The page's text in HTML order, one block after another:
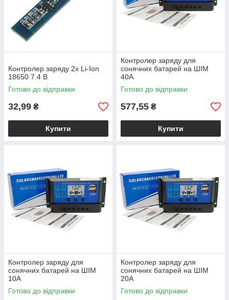
Контролер заряду 2х Li-Ion
18650 7.4 В
Готово до відправки
32,99 ₴
Купити
Контролер заряду для
сонячних батарей на ШІМ
40А
Готово до відправки
577,55 ₴
Купити
Контролер заряду для
сонячних батарей на ШІМ
10А
Готово до відправки
Контролер заряду для
сонячних батарей на ШІМ
20А
Готово до відправки